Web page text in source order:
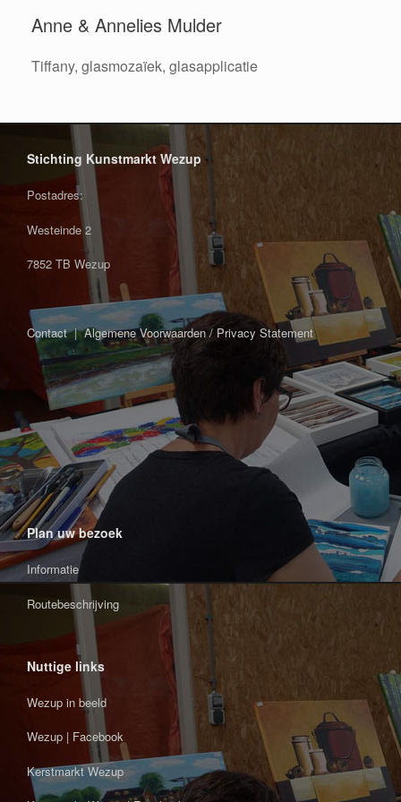
Anne & Annelies Mulder
Tiffany, glasmozaïek, glasapplicatie
Stichting Kunstmarkt Wezup
Postadres:
Westeinde 2
7852 TB Wezup
Contact|Algemene Voorwaarden / Privacy Statement
Plan uw bezoek
Informatie
Routebeschrijving
Nuttige links
Wezup in beeld
Wezup | Facebook
Kerstmarkt Wezup